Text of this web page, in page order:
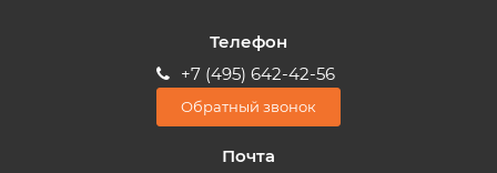
Телефон
+7 (495) 642-42-56
Обратный звонок
Почта